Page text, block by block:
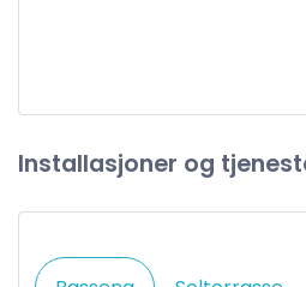
Installasjoner og